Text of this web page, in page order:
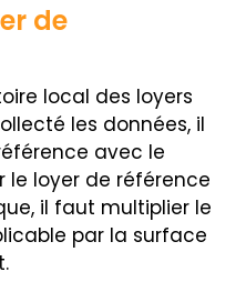
de
local des loyers
les données, il
avec le
le loyer de référence
il faut multiplier le
par la surface